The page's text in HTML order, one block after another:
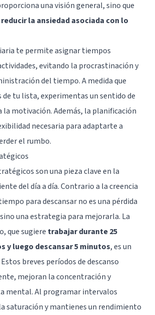
una visión general, sino que
reducir la ansiedad asociada con lo
te permite asignar tiempos
evitando la procrastinación y
del tiempo. A medida que
tu lista, experimentas un sentido de
la motivación. Además, la planificación
necesaria para adaptarte a
el rumbo.
son una pieza clave en la
del día a día. Contrario a la creencia
para descansar no es una pérdida
una estrategia para mejorarla. La
que sugiere trabajar durante 25
y luego descansar 5 minutos, es un
breves períodos de descanso
mejoran la concentración y
mental. Al programar intervalos
saturación y mantienes un rendimiento